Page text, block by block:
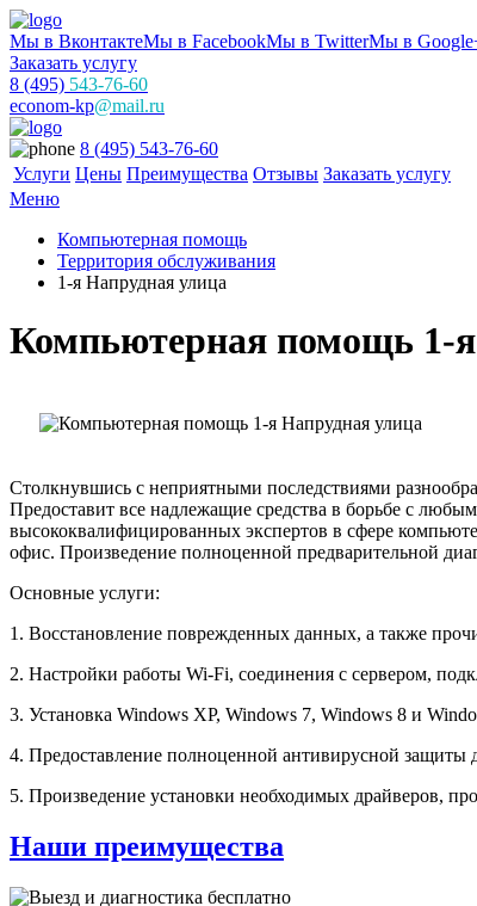
Мы в ВконтактеМы в FacebookМы в TwitterМы в
Заказать услугу
8 (495) 543-76-60
econom-kp@mail.ru
8 (495) 543-76-60
Услуги Цены Преимущества Отзывы Заказать услугу
Меню
Компьютерная помощь
Территория обслуживания
1-я Напрудная улица
Компьютерная помощь 1-
Столкнувшись с неприятными последствиями
Предоставит все надлежащие средства в борьбе с
высококвалифицированных экспертов в сфере
офис. Произведение полноценной предварительной
Основные услуги:
1. Восстановление поврежденных данных, а также
2. Настройки работы Wi-Fi, соединения с сервером,
3. Установка Windows XP, Windows 7, Windows 8 и
4. Предоставление полноценной антивирусной защиты
5. Произведение установки необходимых драйверов,
Наши преимущества